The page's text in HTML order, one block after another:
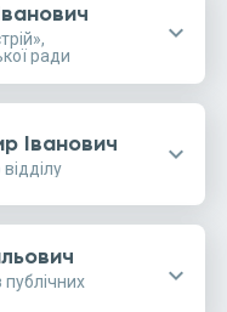
ради
expand_more
Іванович expand_more
expand_more